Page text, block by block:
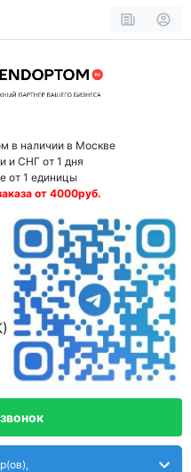
в наличии в Москве
и СНГ от 1 дня
от 1 единицы
от 4000руб.